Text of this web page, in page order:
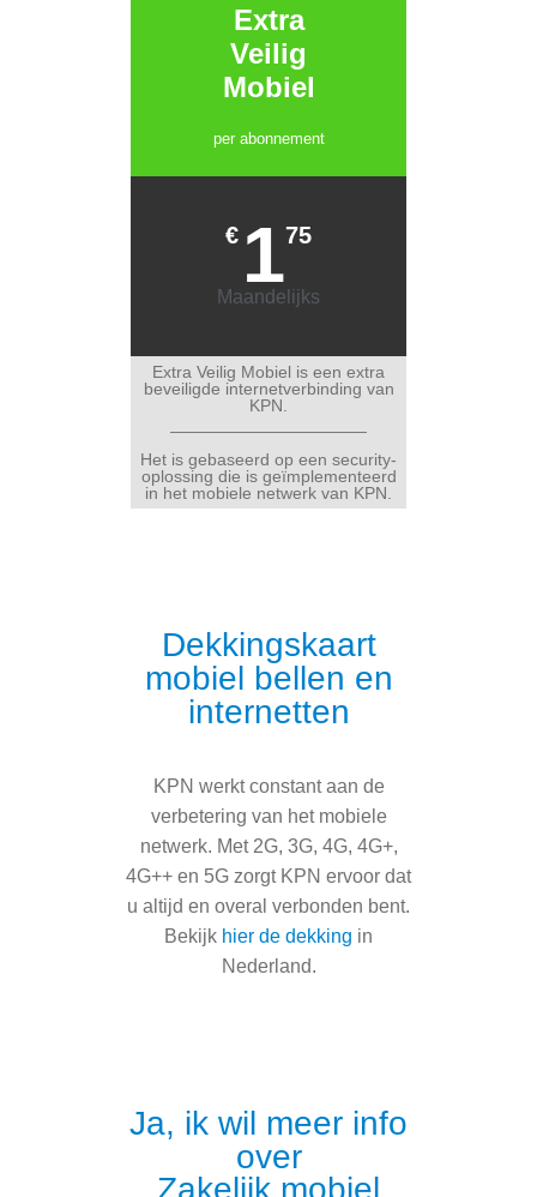
Extra
Veilig
Mobiel
per abonnement
€ 175
Maandelijks
Extra Veilig Mobiel is een extra
beveiligde internetverbinding van
KPN.
Het is gebaseerd op een security-
oplossing die is geïmplementeerd
in het mobiele netwerk van KPN.
Dekkingskaart
mobiel bellen en
internetten
KPN werkt constant aan de
verbetering van het mobiele
netwerk. Met 2G, 3G, 4G, 4G+,
4G++ en 5G zorgt KPN ervoor dat
u altijd en overal verbonden bent.
Bekijk hier de dekking in
Nederland.
Ja, ik wil meer info
over
Zakelijk mobiel